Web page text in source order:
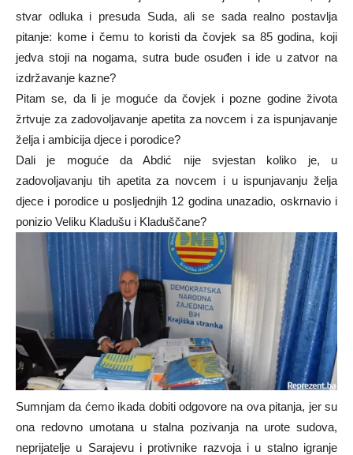
stvar odluka i presuda Suda, ali se sada realno postavlja
pitanje: kome i čemu to koristi da čovjek sa 85 godina, koji
jedva stoji na nogama, sutra bude osuđen i ide u zatvor na
izdržavanje kazne?
Pitam se, da li je moguće da čovjek i pozne godine života
žrtvuje za zadovoljavanje apetita za novcem i za ispunjavanje
želja i ambicija djece i porodice?
Dali je moguće da Abdić nije svjestan koliko je, u
zadovoljavanju tih apetita za novcem i u ispunjavanju želja
djece i porodice u posljednjih 12 godina unazadio, oskrnavio i
ponizio Veliku Kladušu i Kladuščane?
Sumnjam da ćemo ikada dobiti odgovore na ova pitanja, jer su
ona redovno umotana u stalna pozivanja na urote sudova,
neprijatelje u Sarajevu i protivnike razvoja i u stalno igranje